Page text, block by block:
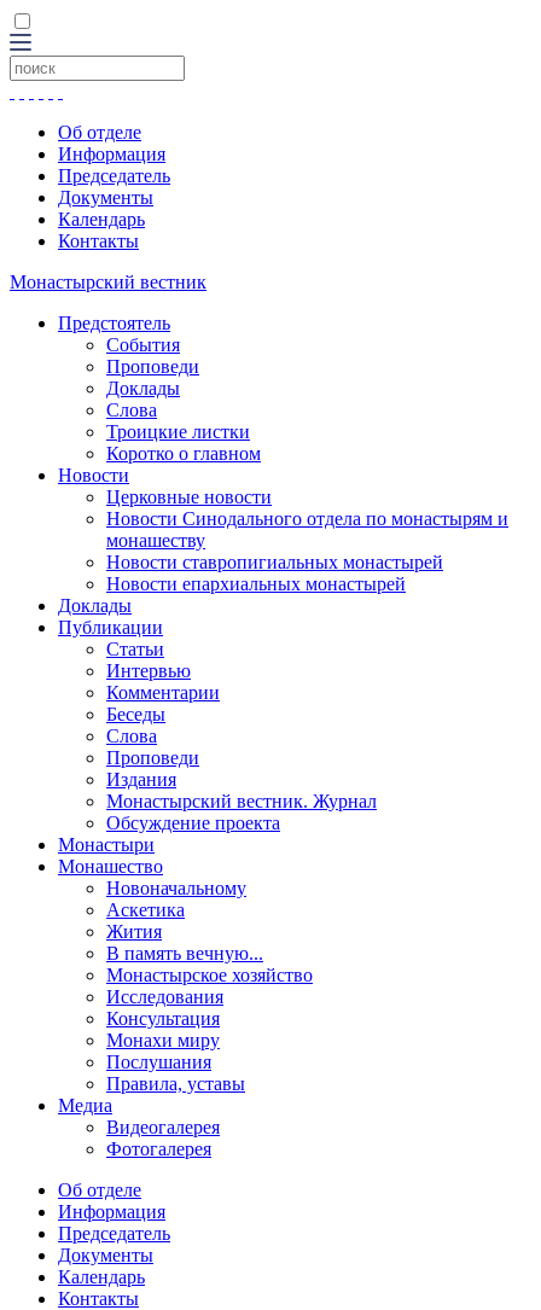
Об отделе
Информация
Председатель
Документы
Календарь
Контакты
Монастырский вестник
Предстоятель
События
Проповеди
Доклады
Слова
Троицкие листки
Коротко о главном
Новости
Церковные новости
Новости Синодального отдела по монастырям и
монашеству
Новости ставропигиальных монастырей
Новости епархиальных монастырей
Доклады
Публикации
Статьи
Интервью
Комментарии
Беседы
Слова
Проповеди
Издания
Монастырский вестник. Журнал
Обсуждение проекта
Монастыри
Монашество
Новоначальному
Аскетика
Жития
В память вечную...
Монастырское хозяйство
Исследования
Консультация
Монахи миру
Послушания
Правила, уставы
Медиа
Видеогалерея
Фотогалерея
Об отделе
Информация
Председатель
Документы
Календарь
Контакты